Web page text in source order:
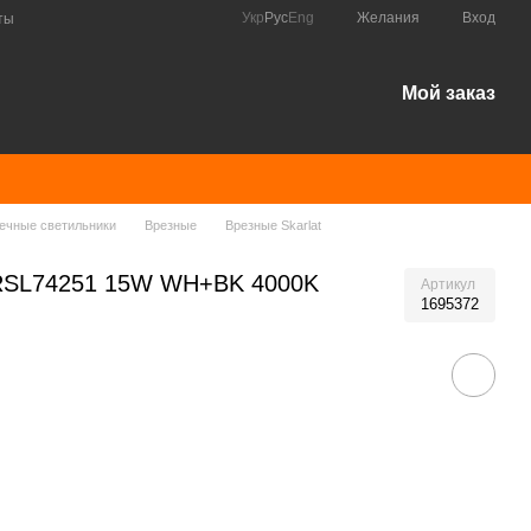
Укр РусEng Желания Вход
Мой заказ
светильники Врезные Врезные Skarlat
15W WH+BK 4000K Артикул
1695372